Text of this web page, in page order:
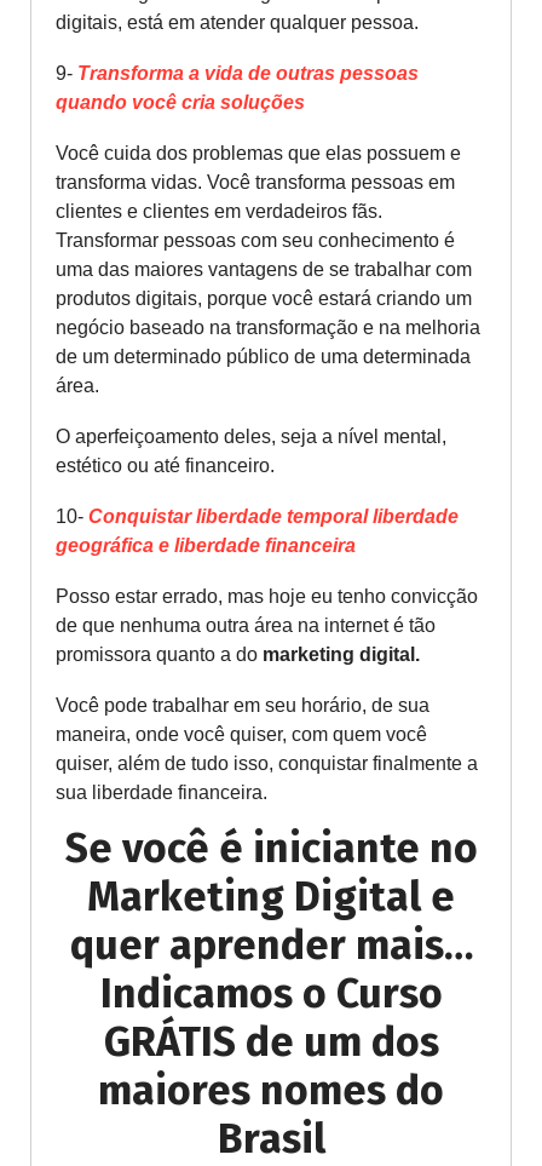
digitais, está em atender qualquer pessoa.
9- Transforma a vida de outras pessoas
quando você cria soluções
Você cuida dos problemas que elas possuem e
transforma vidas. Você transforma pessoas em
clientes e clientes em verdadeiros fãs.
Transformar pessoas com seu conhecimento é
uma das maiores vantagens de se trabalhar com
produtos digitais, porque você estará criando um
negócio baseado na transformação e na melhoria
de um determinado público de uma determinada
área.
O aperfeiçoamento deles, seja a nível mental,
estético ou até financeiro.
10- Conquistar liberdade temporal liberdade
geográfica e liberdade financeira
Posso estar errado, mas hoje eu tenho convicção
de que nenhuma outra área na internet é tão
promissora quanto a do marketing digital.
Você pode trabalhar em seu horário, de sua
maneira, onde você quiser, com quem você
quiser, além de tudo isso, conquistar finalmente a
sua liberdade financeira.
Se você é iniciante no
Marketing Digital e
quer aprender mais…
Indicamos o Curso
GRÁTIS de um dos
maiores nomes do
Brasil